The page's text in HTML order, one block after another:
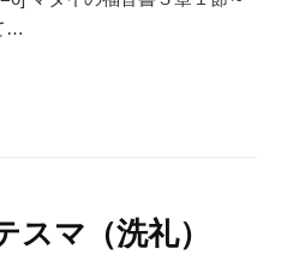
…
スマ（洗礼）